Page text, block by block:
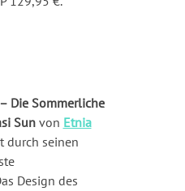
– Die Sommerliche
Sunvon Etnia
durch seinen
Design des